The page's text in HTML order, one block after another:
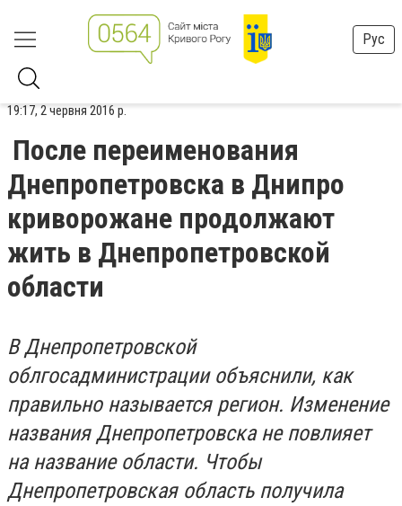
Рус
19:17, 2 червня 2016 р.
После переименования
Днепропетровска в Днипро
криворожане продолжают
жить в Днепропетровской
области
В Днепропетровской
облгосадминистрации объяснили, как
правильно называется регион. Изменение
названия Днепропетровска не повлияет
на название области. Чтобы
Днепропетровская область получила